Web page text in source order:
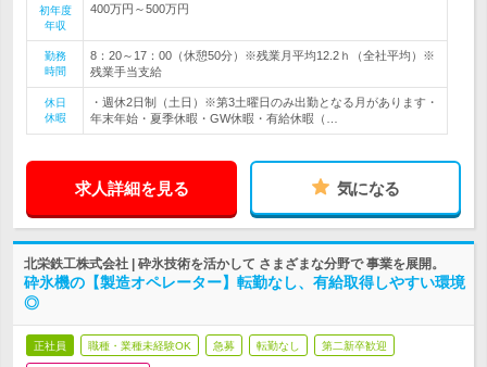
初年度
年収
400万円～500万円
勤務
時間
8：20～17：00（休憩50分）※残業月平均12.2ｈ（全社平均）※
残業手当支給
休日
休暇
・週休2日制（土日）※第3土曜日のみ出勤となる月があります・
年末年始・夏季休暇・GW休暇・有給休暇（…
求人詳細を見る 気になる
北栄鉄工株式会社 | 砕氷技術を活かして さまざまな分野で 事業を展開。
砕氷機の【製造オペレーター】転勤なし、有給取得しやすい環境
◎
正社員 職種・業種未経験OK 急募 転勤なし 第二新卒歓迎